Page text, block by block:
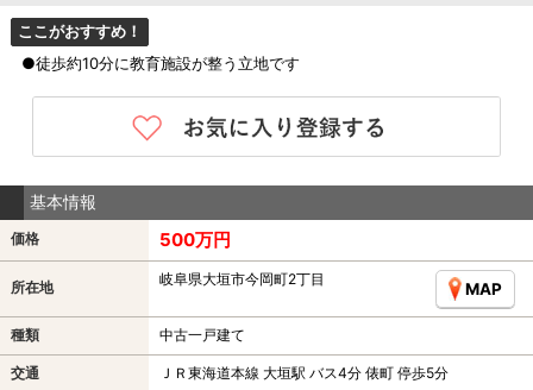
ここがおすすめ！
●徒歩約10分に教育施設が整う立地です
基本情報
価格 500万円
所在地 岐阜県大垣市今岡町2丁目
MAP
種類 中古一戸建て
交通 ＪＲ東海道本線 大垣駅 バス4分 俵町 停歩5分